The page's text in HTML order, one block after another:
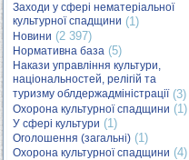
Заходи у сфері нематеріальної
культурної спадщини (1)
Новини (2 397)
Нормативна база (5)
Накази управління культури,
національностей, релігій та
туризму облдержадміністрації(3)
Охорона культурної спадщини (1)
У сфері культури (1)
Оголошення (загальні) (1)
Охорона культурної спадщини (4)